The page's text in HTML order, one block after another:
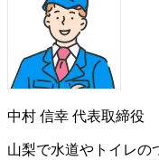
中村 信幸 代表取締役
山梨で水道やトイレの